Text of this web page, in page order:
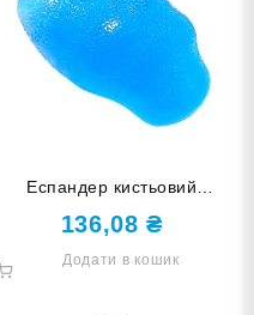
Еспандер кистьовий
КАМІНЧИК синій DQ-82100-
Blue
136,08₴
Додати в кошик